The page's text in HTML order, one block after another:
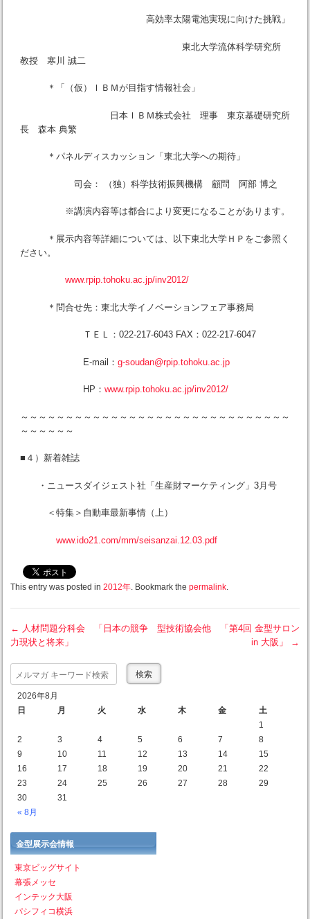
高効率太陽電池実現に向けた挑戦」
東北大学流体科学研究所
教授 寒川 誠二
＊「（仮）ＩＢＭが目指す情報社会」
日本ＩＢＭ株式会社 理事 東京基礎研究所
長 森本 典繁
＊パネルディスカッション「東北大学への期待」
司会： （独）科学技術振興機構 顧問 阿部 博之
※講演内容等は都合により変更になることがあります。
＊展示内容等詳細については、以下東北大学ＨＰをご参照く
ださい。
www.rpip.tohoku.ac.jp/inv2012/
＊問合せ先：東北大学イノベーションフェア事務局
ＴＥＬ：022-217-6043 FAX：022-217-6047
E-mail： g-soudan@rpip.tohoku.ac.jp
HP： www.rpip.tohoku.ac.jp/inv2012/
～～～～～～～～～～～～～～～～～～～～～～～～～～～～～～
～～～～～～
■４）新着雑誌
・ニュースダイジェスト社「生産財マーケティング」3月号
＜特集＞自動車最新事情（上）
www.ido21.com/mm/seisanzai.12.03.pdf
This entry was posted in 2012年. Bookmark the permalink.
Post navigation
← 人材問題分科会 「日本の競争
力現状と将来」
型技術協会他 「第4回 金型サロン
in 大阪」
→
2026年8月
日
月 火 水 木 金 土
« 8月
1
2
3 4 5 6 7
8
9
10 11 12 13 14
15
16
17 18 19 20 21
22
23
24 25 26 27 28
29
30
31
金型展示会情報
東京ビッグサイト
幕張メッセ
インテック大阪
パシフィコ横浜